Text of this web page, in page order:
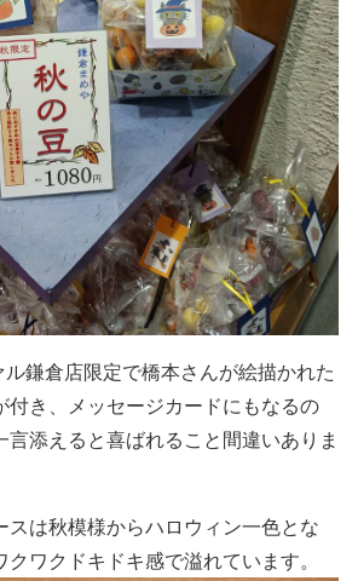
ル鎌倉店限定で橋本さんが絵描かれた
付き、メッセージカードにもなるの
言添えると喜ばれること間違いありま
スは秋模様からハロウィン一色とな
ワクドキドキ感で溢れています。